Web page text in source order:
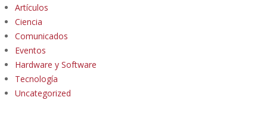
Artículos
Ciencia
Comunicados
Eventos
Hardware y Software
Tecnología
Uncategorized